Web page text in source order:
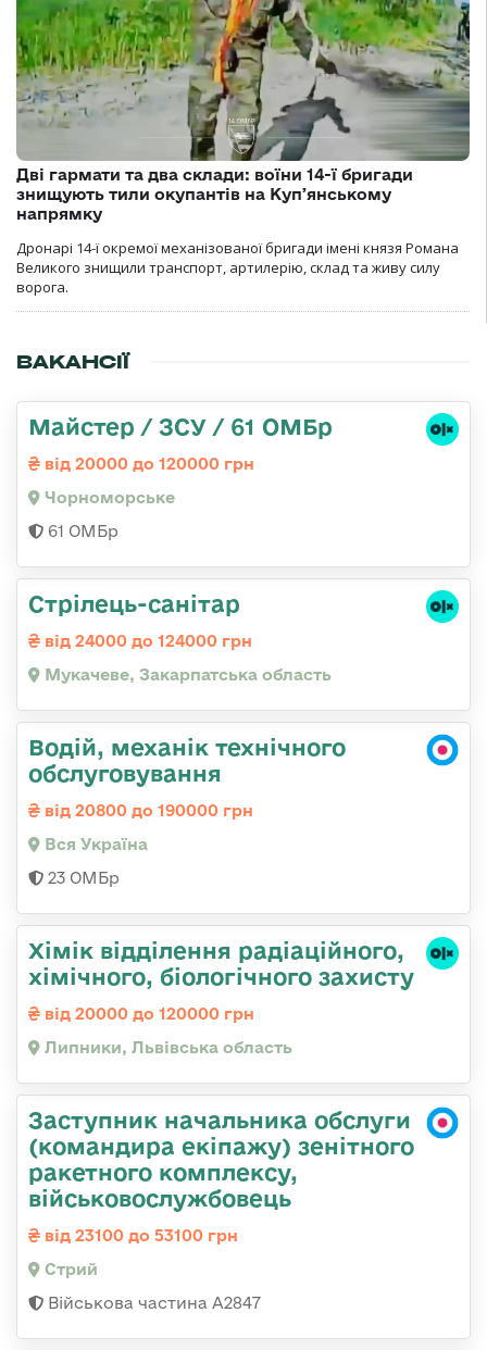
Дві гармати та два склади: воїни 14-ї бригади
знищують тили окупантів на Купʼянському
напрямку
Дронарі 14-ї окремої механізованої бригади імені князя Романа
Великого знищили транспорт, артилерію, склад та живу силу
ворога.
ВАКАНСІЇ
Майстер / ЗСУ / 61 ОМБр
від 20000 до 120000 грн
Чорноморське
61 ОМБр
Стрілець-санітар
від 24000 до 124000 грн
Мукачеве, Закарпатська область
Водій, механік технічного
обслуговування
від 20800 до 190000 грн
Вся Україна
23 ОМБр
Хімік відділення радіаційного,
хімічного, біологічного захисту
від 20000 до 120000 грн
Липники, Львівська область
Заступник начальника обслуги
(командира екіпажу) зенітного
ракетного комплексу,
військовослужбовець
від 23100 до 53100 грн
Стрий
Військова частина А2847